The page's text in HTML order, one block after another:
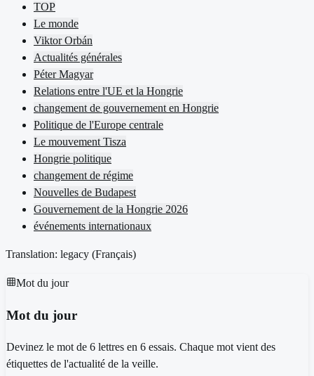
TOP
Le monde
Viktor Orbán
Actualités générales
Péter Magyar
Relations entre l'UE et la Hongrie
changement de gouvernement en Hongrie
Politique de l'Europe centrale
Le mouvement Tisza
Hongrie politique
changement de régime
Nouvelles de Budapest
Gouvernement de la Hongrie 2026
événements internationaux
Translation: legacy (Français)
Mot du jour
Mot du jour
Devinez le mot de 6 lettres en 6 essais. Chaque mot vient des
étiquettes de l'actualité de la veille.